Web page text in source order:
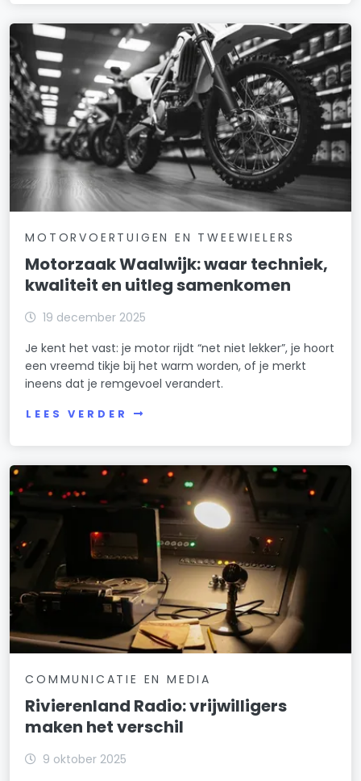
MOTORVOERTUIGEN EN TWEEWIELERS
Motorzaak Waalwijk: waar techniek,
kwaliteit en uitleg samenkomen
19 december 2025
Je kent het vast: je motor rijdt “net niet lekker”, je hoort
een vreemd tikje bij het warm worden, of je merkt
ineens dat je remgevoel verandert.
LEES VERDER
COMMUNICATIE EN MEDIA
Rivierenland Radio: vrijwilligers
maken het verschil
9 oktober 2025